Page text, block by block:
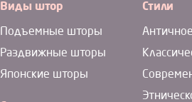
Виды штор
Подъемные шторы
Раздвижные шторы
Японские шторы
Стили